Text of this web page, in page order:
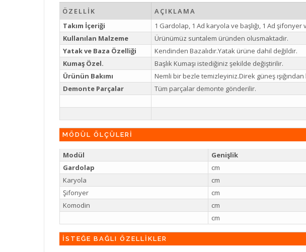
ÖZELLİK
AÇIKLAMA
Takım İçeriği
1 Gardolap, 1 Ad karyola ve başlığı, 1 Ad
Kullanılan Malzeme
Ürünümüz suntalem üründen olusmaktadir.
Yatak ve Baza Özelliği
Kendinden Bazalıdır.Yatak ürüne dahil değildir.
Kumaş Özel.
Başlık Kumaşı istediğiniz şekilde değiştirilir.
Ürünün Bakımı
Nemli bir bezle temizleyiniz.Direk güneş
Demonte Parçalar
Tüm parçalar demonte gönderilir.
MÖDÜL ÖLÇÜLERİ
Modül Genişlik
Gardolap
cm
Karyola
cm
Şifonyer
cm
Komodin
cm
cm
İSTEĞE BAĞLI ÖZELLİKLER